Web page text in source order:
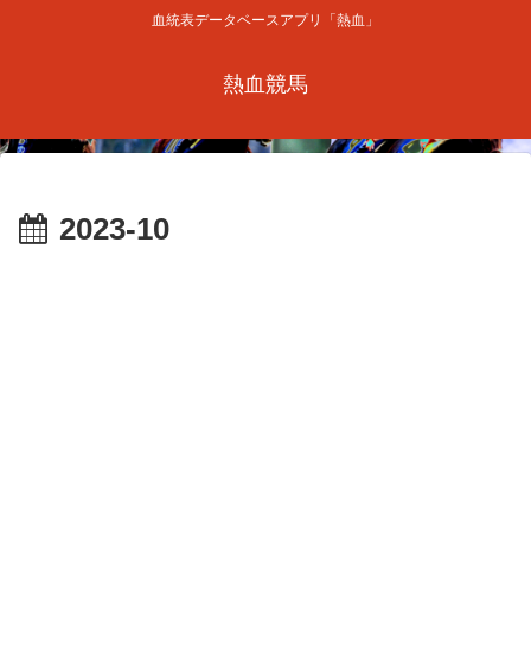
血統表データベースアプリ「熱血」
熱血競馬
2023-10